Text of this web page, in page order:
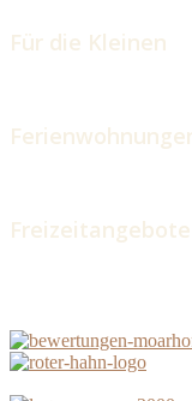
Für die Kleinen
Freizeitangebote